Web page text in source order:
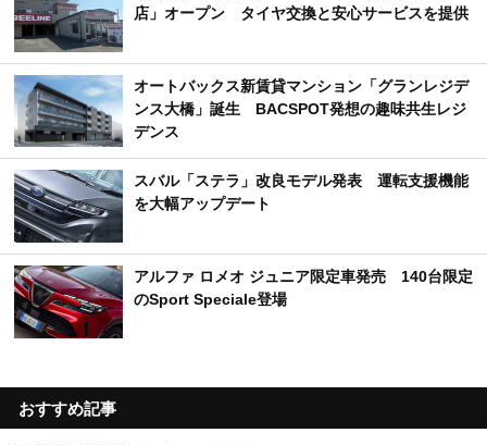
店」オープン タイヤ交換と安心サービスを提供
オートバックス新賃貸マンション「グランレジデ
ンス大橋」誕生 BACSPOT発想の趣味共生レジ
デンス
スバル「ステラ」改良モデル発表 運転支援機能
を大幅アップデート
アルファ ロメオ ジュニア限定車発売 140台限定
のSport Speciale登場
おすすめ記事